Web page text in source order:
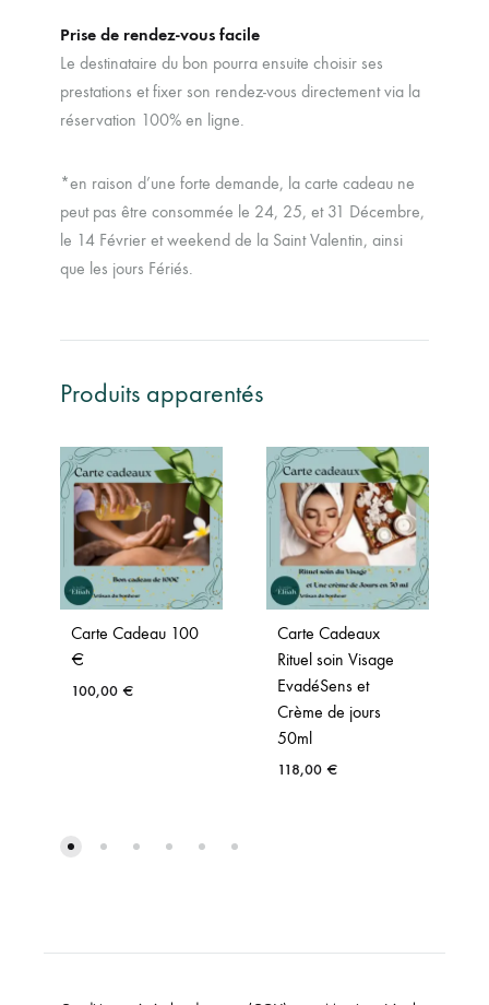
Prise de rendez-vous facile
Le destinataire du bon pourra ensuite choisir ses
prestations et fixer son rendez-vous directement via la
réservation 100% en ligne.
*en raison d’une forte demande, la carte cadeau ne
peut pas être consommée le 24, 25, et 31 Décembre,
le 14 Février et weekend de la Saint Valentin, ainsi
que les jours Fériés.
Produits apparentés
Carte Cadeau 100
€
100,00 €
Carte Cadeaux
Rituel soin Visage
EvadéSens et
Crème de jours
50ml
118,00 €